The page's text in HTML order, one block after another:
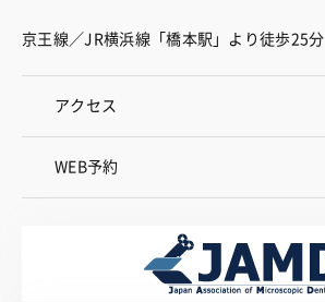
京王線／JR横浜線「橋本駅」より徒歩25分
アクセス
WEB予約